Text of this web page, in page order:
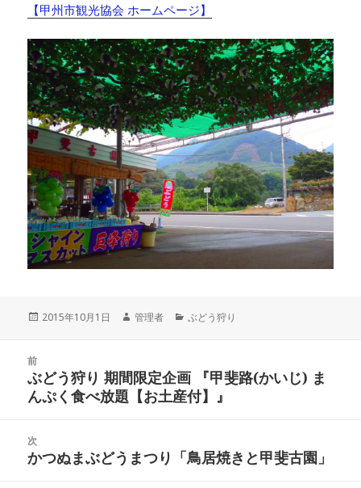
【甲州市観光協会 ホームページ】
投
2015年10月1日
作
管理者
カ
ー
ぶどう狩り
前
前
の
稿:
ぶどう狩り 期間限定企画 『甲斐路(かいじ) ま
んぷく食べ放題【お土産付】』
次
次
かつぬまぶどうまつり「鳥居焼きと甲斐古園」